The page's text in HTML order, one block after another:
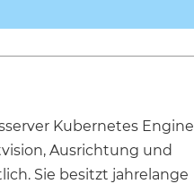
Kubernetes Engine
Ausrichtung und
Sie besitzt jahrelange